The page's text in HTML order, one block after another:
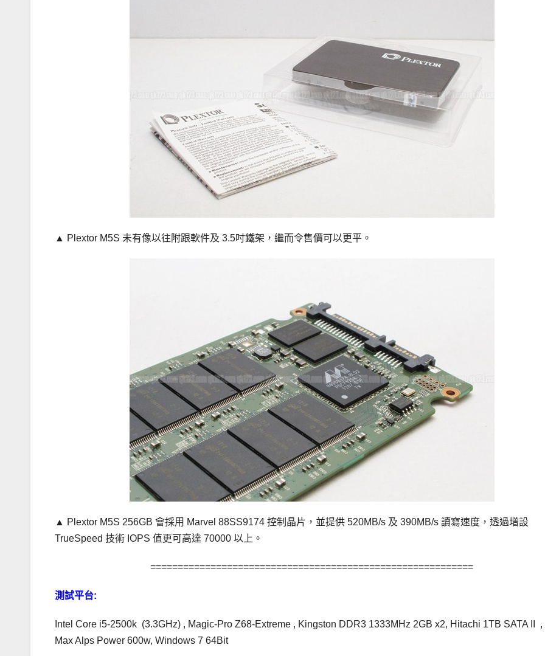
▲ Plextor M5S 未有像以往附跟軟件及 3.5吋鐵架，繼而令售價可以更平。
▲ Plextor M5S 256GB 會採用 Marvel 88SS9174 控制晶片，並提供 520MB/s 及 390MB/s 讀寫速度，透過增設
TrueSpeed 技術 IOPS 值更可高達 70000 以上。
===========================================================
測試平台:
Intel Core i5-2500k (3.3GHz) , Magic-Pro Z68-Extreme , Kingston DDR3 1333MHz 2GB x2, Hitachi 1TB SATA II ,
Max Alps Power 600w, Windows 7 64Bit